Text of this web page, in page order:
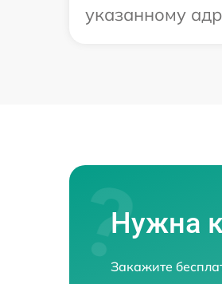
указанному
Нужна
Закажите